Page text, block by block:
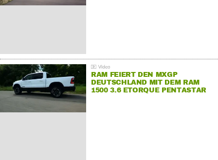
RAM FEIERT DEN MXGP
DEUTSCHLAND MIT DEM RAM
1500 3.6 ETORQUE PENTASTAR